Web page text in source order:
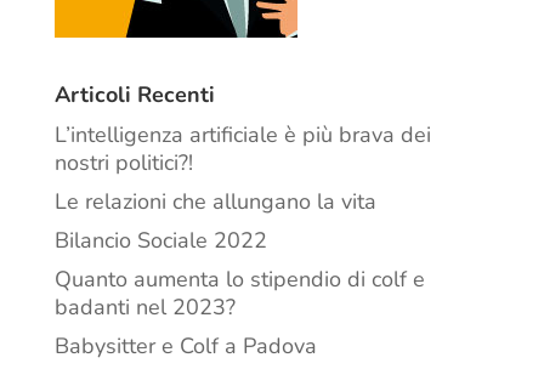
Articoli Recenti
L’intelligenza artificiale è più brava dei
nostri politici?!
Le relazioni che allungano la vita
Bilancio Sociale 2022
Quanto aumenta lo stipendio di colf e
badanti nel 2023?
Babysitter e Colf a Padova